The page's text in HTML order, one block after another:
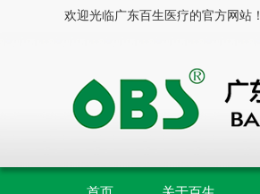
欢迎光临广东百生医疗的官方网站！